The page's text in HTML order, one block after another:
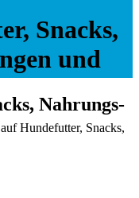
Snacks,
und
Hundefutter, Snacks,
Nahrungs-